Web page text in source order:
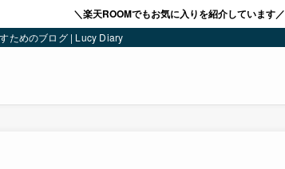
＼楽天ROOMでもお気に入りを紹介しています／
ためのブログ | Lucy Diary